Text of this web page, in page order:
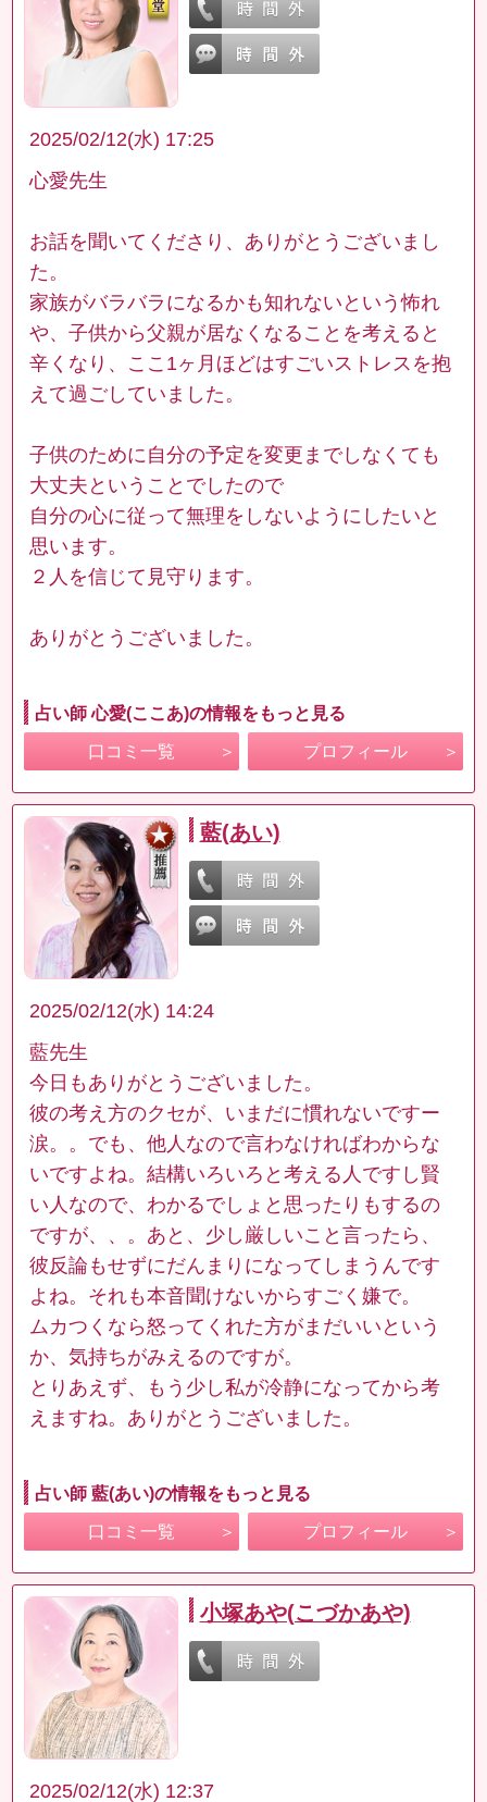
2025/02/12(水) 17:25
心愛先生
お話を聞いてくださり、ありがとうございまし
た。
家族がバラバラになるかも知れないという怖れ
や、子供から父親が居なくなることを考えると
辛くなり、ここ1ヶ月ほどはすごいストレスを抱
えて過ごしていました。
子供のために自分の予定を変更までしなくても
大丈夫ということでしたので
自分の心に従って無理をしないようにしたいと
思います。
２人を信じて見守ります。
ありがとうございました。
占い師 心愛(ここあ)の情報をもっと見る
口コミ一覧 プロフィール
藍(あい)
2025/02/12(水) 14:24
藍先生
今日もありがとうございました。
彼の考え方のクセが、いまだに慣れないですー
涙。。でも、他人なので言わなければわからな
いですよね。結構いろいろと考える人ですし賢
い人なので、わかるでしょと思ったりもするの
ですが、、。あと、少し厳しいこと言ったら、
彼反論もせずにだんまりになってしまうんです
よね。それも本音聞けないからすごく嫌で。
ムカつくなら怒ってくれた方がまだいいという
か、気持ちがみえるのですが。
とりあえず、もう少し私が冷静になってから考
えますね。ありがとうございました。
占い師 藍(あい)の情報をもっと見る
口コミ一覧 プロフィール
小塚あや(こづかあや)
2025/02/12(水) 12:37